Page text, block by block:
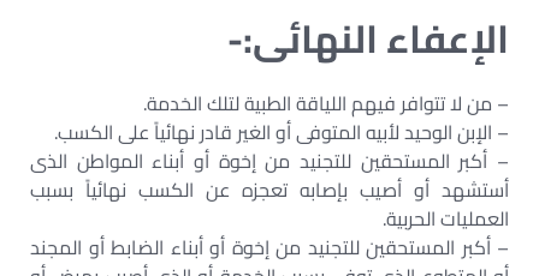
‌الإعفاء النهائى:-
– من لا تتوافر فيهم اللياقة الطبية لتلك الخدمة.
– الإبن الوحيد لأبيه المتوفى أو الغير قادر نهائياً على الكسب.
– أكبر المستحقين للتجنيد من إخوة أو أبناء المواطن الذى
أستشهد أو أصيب بإصابه تعجزه عن الكسب نهائياً بسبب
العمليات الحربية.
– أكبر المستحقين للتجنيد من إخوة أو أبناء الضابط أو المجند